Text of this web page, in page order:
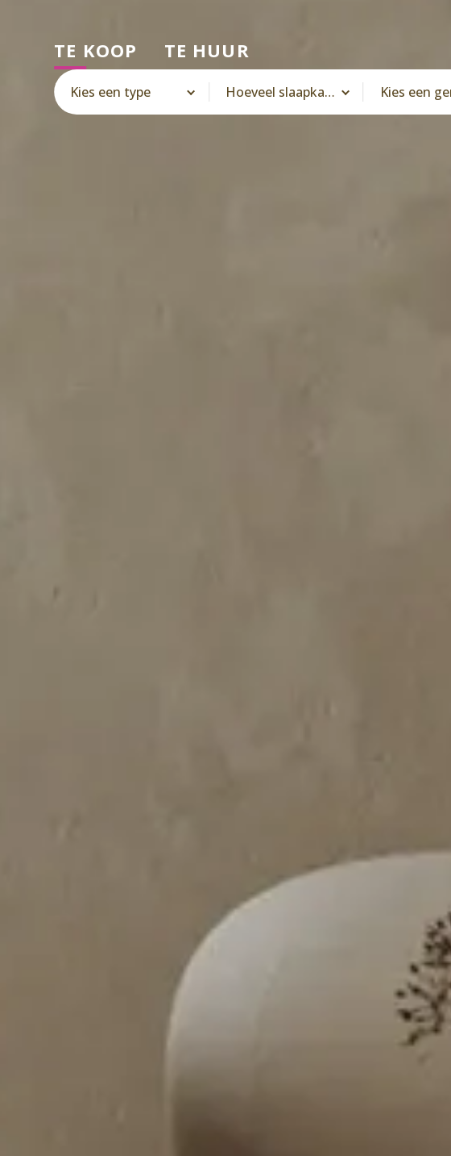
TE KOOP TE HUUR
Kies een type Hoeveel slaapkamers